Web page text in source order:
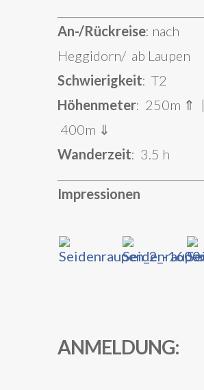
An-/Rückreise: nach
Heggidorn/ ab Laupen
Schwierigkeit: T2
Höhenmeter: 250m ⇑ |
400m ⇓
Wanderzeit: 3.5 h
Impressionen
ANMELDUNG: